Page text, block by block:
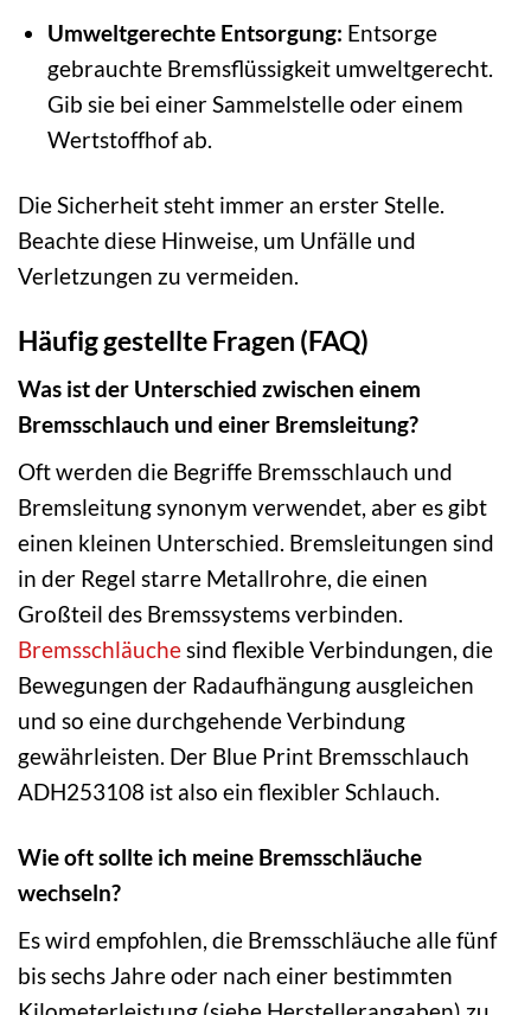
Umweltgerechte Entsorgung: Entsorge
gebrauchte Bremsflüssigkeit umweltgerecht.
Gib sie bei einer Sammelstelle oder einem
Wertstoffhof ab.
Die Sicherheit steht immer an erster Stelle.
Beachte diese Hinweise, um Unfälle und
Verletzungen zu vermeiden.
Häufig gestellte Fragen (FAQ)
Was ist der Unterschied zwischen einem
Bremsschlauch und einer Bremsleitung?
Oft werden die Begriffe Bremsschlauch und
Bremsleitung synonym verwendet, aber es gibt
einen kleinen Unterschied. Bremsleitungen sind
in der Regel starre Metallrohre, die einen
Großteil des Bremssystems verbinden.
Bremsschläuchesind flexible Verbindungen, die
Bewegungen der Radaufhängung ausgleichen
und so eine durchgehende Verbindung
gewährleisten. Der Blue Print Bremsschlauch
ADH253108 ist also ein flexibler Schlauch.
Wie oft sollte ich meine Bremsschläuche
wechseln?
Es wird empfohlen, die Bremsschläuche alle fünf
bis sechs Jahre oder nach einer bestimmten